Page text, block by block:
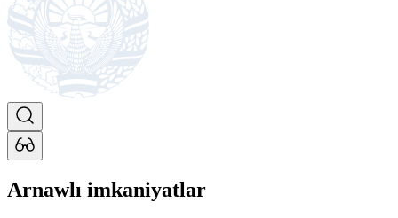
Arnawlı imkaniyatlar